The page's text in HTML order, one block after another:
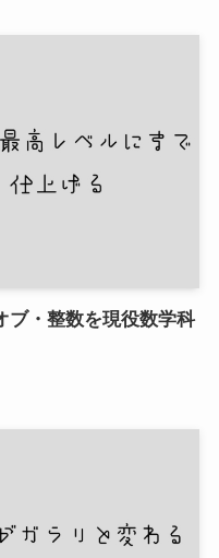
ブ・整数を現役数学科